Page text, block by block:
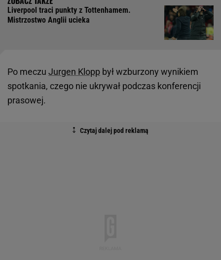
Liverpool traci punkty z Tottenhamem.
Mistrzostwo Anglii ucieka
Po meczu Jurgen Klopp był wzburzony wynikiem
spotkania, czego nie ukrywał podczas konferencji
prasowej.